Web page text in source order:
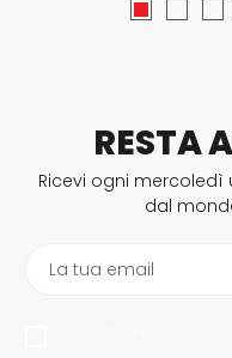
RESTA
Ricevi ogni mercoledì
dal
La tua email